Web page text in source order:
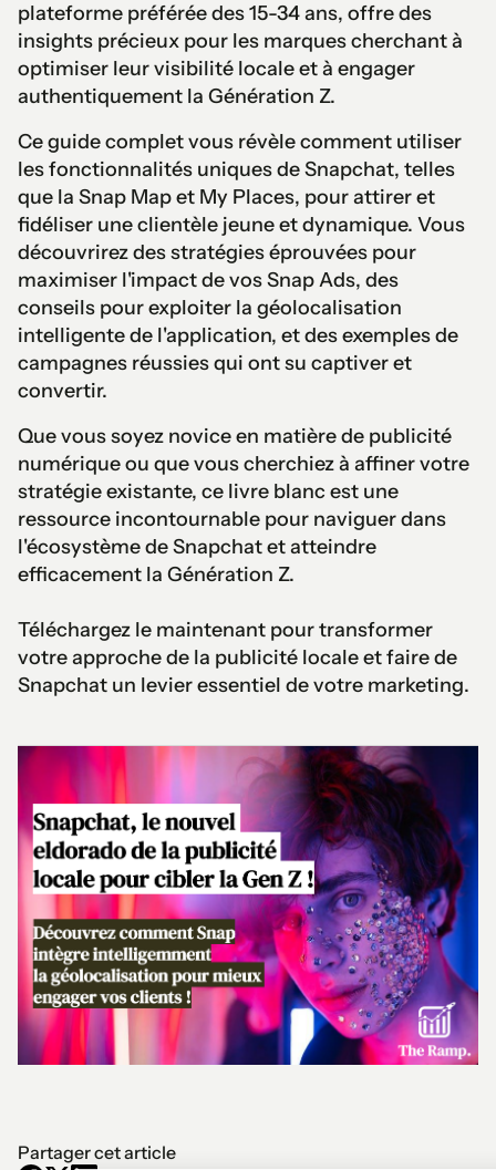
plateforme préférée des 15-34 ans, offre des
insights précieux pour les marques cherchant à
optimiser leur visibilité locale et à engager
authentiquement la Génération Z.
Ce guide complet vous révèle comment utiliser
les fonctionnalités uniques de Snapchat, telles
que la Snap Map et My Places, pour attirer et
fidéliser une clientèle jeune et dynamique. Vous
découvrirez des stratégies éprouvées pour
maximiser l'impact de vos Snap Ads, des
conseils pour exploiter la géolocalisation
intelligente de l'application, et des exemples de
campagnes réussies qui ont su captiver et
convertir.
Que vous soyez novice en matière de publicité
numérique ou que vous cherchiez à affiner votre
stratégie existante, ce livre blanc est une
ressource incontournable pour naviguer dans
l'écosystème de Snapchat et atteindre
efficacement la Génération Z.
Téléchargez le maintenant pour transformer
votre approche de la publicité locale et faire de
Snapchat un levier essentiel de votre marketing.
Partager cet article